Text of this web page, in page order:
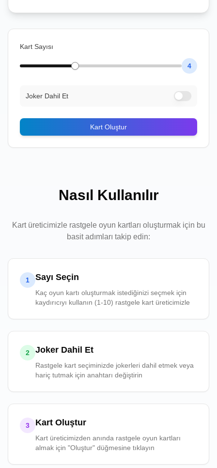
Kart Sayısı
4
Joker Dahil Et
Kart Oluştur
Nasıl Kullanılır
Kart üreticimizle rastgele oyun kartları oluşturmak için bu
basit adımları takip edin:
1 Sayı Seçin
Kaç oyun kartı oluşturmak istediğinizi seçmek için
kaydırıcıyı kullanın (1-10) rastgele kart üreticimizle
2 Joker Dahil Et
Rastgele kart seçiminizde jokerleri dahil etmek veya
hariç tutmak için anahtarı değiştirin
3 Kart Oluştur
Kart üreticimizden anında rastgele oyun kartları
almak için "Oluştur" düğmesine tıklayın